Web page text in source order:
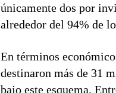
únicamente dos por
alrededor del 94% de
En términos
destinaron más de 31
bajo este esquema.